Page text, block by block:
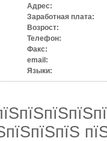
Адрес:
Заработная плата:
Возрост:
Телефон:
Факс:
email:
Языки: